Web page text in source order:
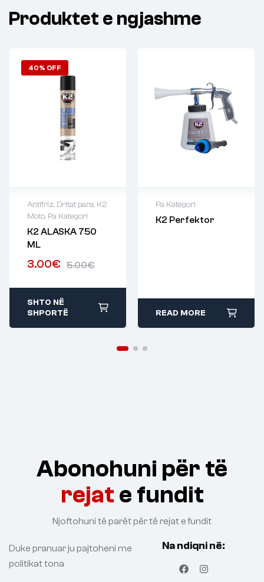
Produktet e ngjashme
40% OFF
Antifriz, Dritat para, K2
Moto, Pa Kategori
K2 ALASKA 750
ML
5.00€
3.00€
SHTO NË
SHPORTË
Pa Kategori
K2 Perfektor
READ MORE
Abonohuni për të
rejat e fundit
Njoftohuni të parët për të rejat e fundit
Duke pranuar ju pajtoheni me
politikat tona
Na ndiqni në: